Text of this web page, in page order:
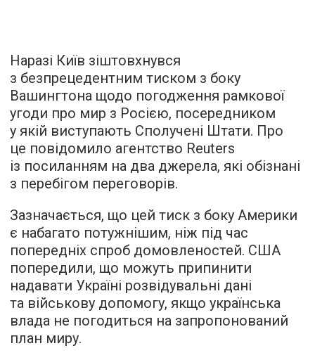
Наразі Київ зіштовхнувся
з безпрецедентним тиском з боку
Вашингтона щодо погодження рамкової
угоди про мир з Росією, посередником
у якій виступають Сполучені Штати. Про
це повідомило агентство Reuters
із посиланням на два джерела, які обізнані
з перебігом переговорів.
Зазначається, що цей тиск з боку Америки
є набагато потужнішим, ніж під час
попередніх спроб домовленостей. США
попередили, що можуть припинити
надавати Україні розвідувальні дані
та військову допомогу, якщо українська
влада не погодиться на запропонований
план миру.